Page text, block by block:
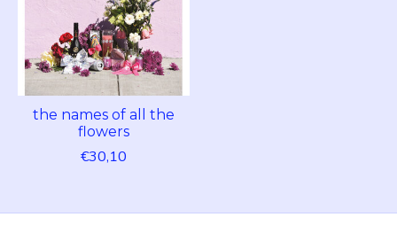
the names of all the
flowers
€30,10